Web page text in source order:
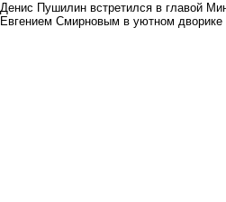
Денис Пушилин встретился в главой
Евгением Смирновым в уютном дворике